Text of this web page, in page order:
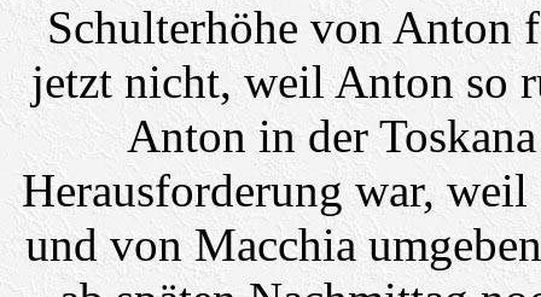
Schulterhöhe von Anton
jetzt nicht, weil Anton so
Anton in der
Herausforderung war,
und von Macchia